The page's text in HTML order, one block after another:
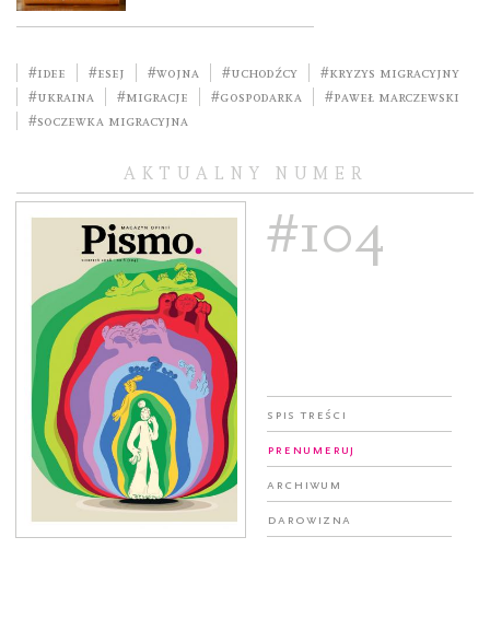
#idee #esej #wojna #uchodźcy
#kryzys migracyjny
#Ukraina
#migracje #gospodarka
#Paweł Marczewski
#Soczewka migracyjna
AKTUALNY NUMER
#104
Spis treści
Prenumeruj
Archiwum
Darowizna